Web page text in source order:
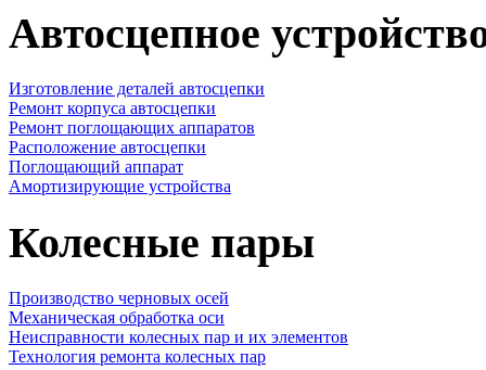
Автосцепное
Изготовление деталей автосцепки
Ремонт корпуса автосцепки
Ремонт поглощающих аппаратов
Расположение автосцепки
Поглощающий аппарат
Амортизирующие устройства
Колесные пары
Производство черновых осей
Механическая обработка оси
Неисправности колесных пар и их элементов
Технология ремонта колесных пар